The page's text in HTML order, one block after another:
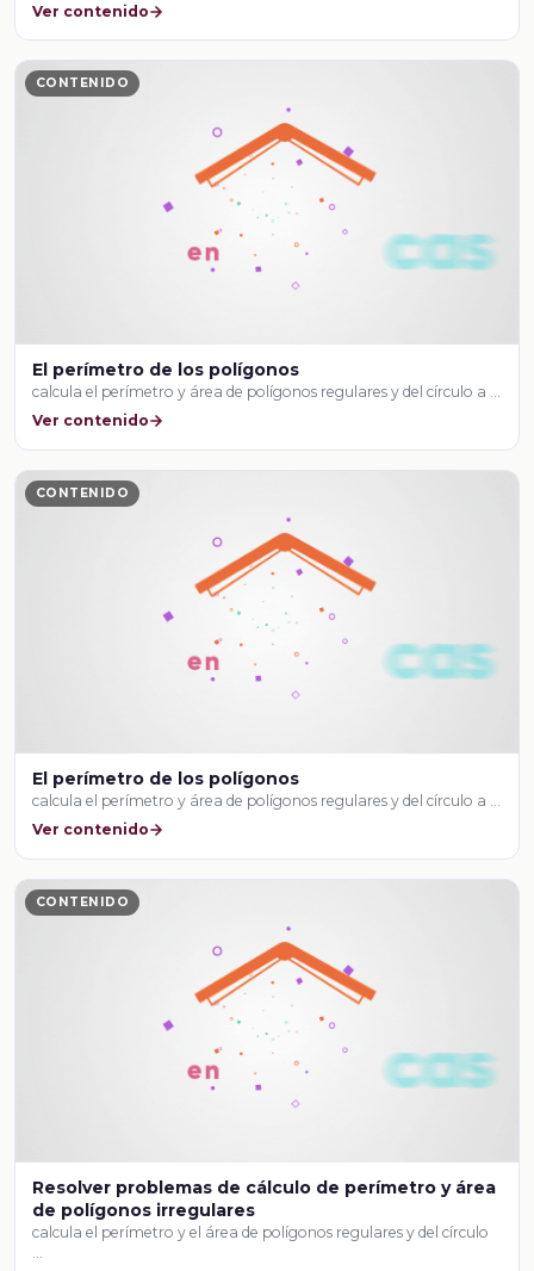
Ver contenido
CONTENIDO
El perímetro de los polígonos
calcula el perímetro y área de polígonos regulares y del círculo a …
Ver contenido
CONTENIDO
El perímetro de los polígonos
calcula el perímetro y área de polígonos regulares y del círculo a …
Ver contenido
CONTENIDO
Resolver problemas de cálculo de perímetro y área
de polígonos irregulares
calcula el perímetro y el área de polígonos regulares y del círculo
…